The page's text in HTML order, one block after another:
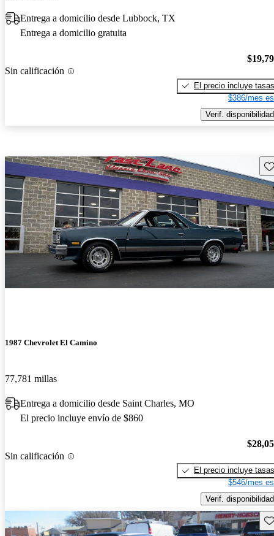
Entrega a domicilio desde Lubbock, TX
Entrega a domicilio gratuita
Sin calificación
El precio incluye tasas
$386/mes
Verif. disponibilidad
1987 Chevrolet El Camino
77,781 millas
Entrega a domicilio desde Saint Charles, MO
El precio incluye envío de $860
Sin calificación
El precio incluye tasas
$546/mes
Verif. disponibilidad